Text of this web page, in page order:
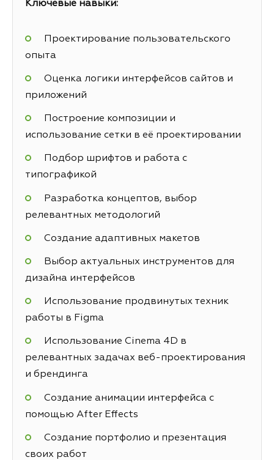
Ключевые навыки:
Проектирование пользовательского
опыта
Оценка логики интерфейсов сайтов и
приложений
Построение композиции и
использование сетки в её проектировании
Подбор шрифтов и работа с
типографикой
Разработка концептов, выбор
релевантных методологий
Создание адаптивных макетов
Выбор актуальных инструментов для
дизайна интерфейсов
Использование продвинутых техник
работы в Figma
Использование Cinema 4D в
релевантных задачах веб-проектирования
и брендинга
Создание анимации интерфейса с
помощью After Effects
Создание портфолио и презентация
своих работ